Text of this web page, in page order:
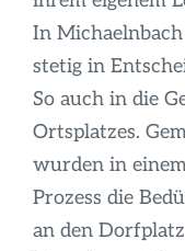
In
stetig in
So auch in die
Ortsplatzes.
wurden in
Prozess die
an den